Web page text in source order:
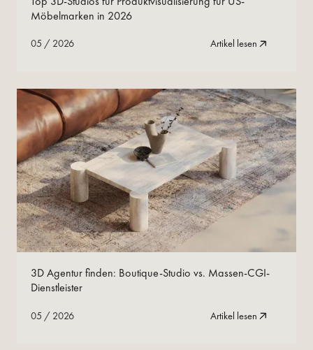
Möbelmarken in 2026
05 / 2026 Artikel lesen
3D Agentur finden: Boutique-Studio vs. Massen-CGI-
Dienstleister
05 / 2026 Artikel lesen